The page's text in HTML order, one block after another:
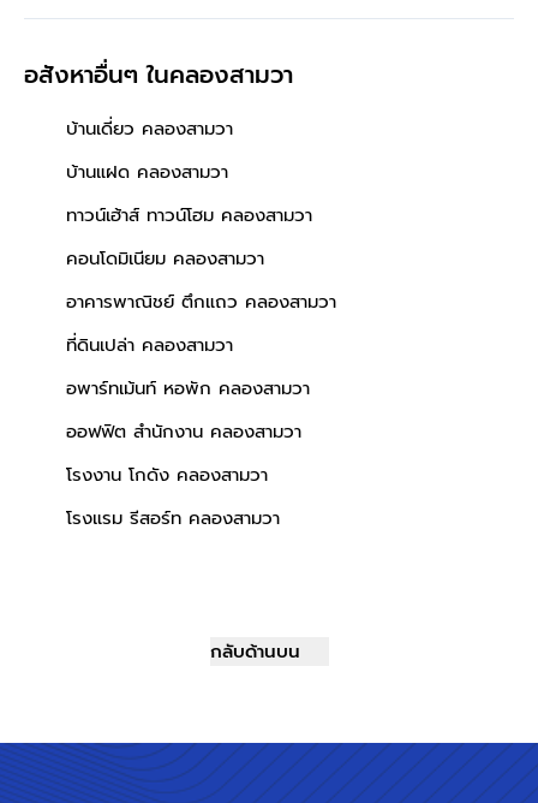
อสังหาอื่นๆในคลองสามวา
บ้านเดี่ยว คลองสามวา
บ้านแฝด คลองสามวา
ทาวน์เฮ้าส์ ทาวน์โฮม คลองสามวา
คอนโดมิเนียม คลองสามวา
อาคารพาณิชย์ ตึกแถว คลองสามวา
ที่ดินเปล่า คลองสามวา
อพาร์ทเม้นท์ หอพัก คลองสามวา
ออฟฟิต สำนักงาน คลองสามวา
โรงงาน โกดัง คลองสามวา
โรงแรม รีสอร์ท คลองสามวา
กลับด้านบน